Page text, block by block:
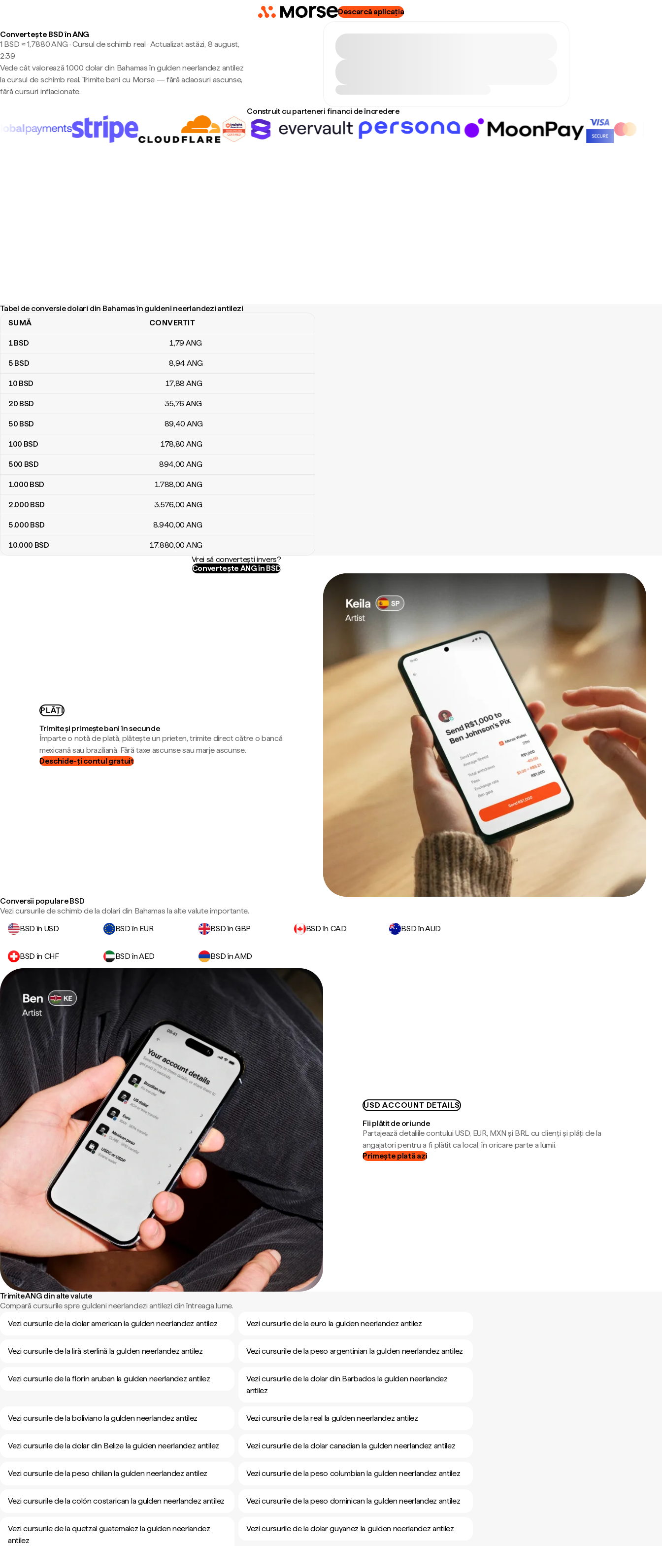
Descarcă aplicația
Convertește BSD în ANG
1 BSD ≈ 1,7880 ANG · Cursul de schimb real · Actualizat astăzi, 8 august,
2:39
Vede cât valorează 1.000 dolar din Bahamas în gulden neerlandez antilez
la cursul de schimb real. Trimite bani cu Morse — fără adaosuri ascunse,
fără cursuri inflacionate.
Construit cu parteneri financi de încredere
Tabel de conversie dolari din Bahamas în guldeni neerlandezi antilezi
Tabel de conversie dolari din Bahamas în guldeni neerlandezi antilezi
SUMĂ CONVERTIT
1BSD 1,79 ANG
5 BSD 8,94 ANG
10 BSD 17,88 ANG
20 BSD 35,76 ANG
50 BSD 89,40 ANG
100 BSD 178,80 ANG
500 BSD 894,00 ANG
1.000 BSD 1.788,00 ANG
2.000 BSD 3.576,00 ANG
5.000 BSD 8.940,00 ANG
10.000 BSD 17.880,00 ANG
Vrei să convertești invers?
Convertește ANG în BSD
PLĂȚI
Trimite și primește bani în secunde
Împarte o notă de plată, plătește un prieten, trimite direct către o bancă
mexicană sau braziliană. Fără taxe ascunse sau marje ascunse.
Deschide-ți contul gratuit
Conversii populare BSD
Vezi cursurile de schimb de la dolari din Bahamas la alte valute importante.
BSD în USD
BSD în EUR BSD în GBP BSD în CAD BSD în AUD
BSD în CHF BSD în AED BSD în AMD
USD ACCOUNT DETAILS
Fii plătit de oriunde
Partajează detaliile contului USD, EUR, MXN și BRL cu clienți și plăți de la
angajatori pentru a fi plătit ca local, în oricare parte a lumii.
Primește plată azi
Trimite ANG din alte valute
Compară cursurile spre guldeni neerlandezi antilezi din întreaga lume.
Vezi cursurile de la dolar american la gulden neerlandez antilez
Vezi cursurile de la euro la gulden neerlandez antilez
Vezi cursurile de la liră sterlină la gulden neerlandez antilez Vezi cursurile de la peso argentinian la gulden neerlandez antilez
Vezi cursurile de la florin aruban la gulden neerlandez antilez
Vezi cursurile de la dolar din Barbados la gulden neerlandez
antilez
Vezi cursurile de la boliviano la gulden neerlandez antilez Vezi cursurile de la real la gulden neerlandez antilez
Vezi cursurile de la dolar din Belize la gulden neerlandez antilez Vezi cursurile de la dolar canadian la gulden neerlandez antilez
Vezi cursurile de la peso chilian la gulden neerlandez antilez Vezi cursurile de la peso columbian la gulden neerlandez antilez
Vezi cursurile de la colón costarican la gulden neerlandez antilez Vezi cursurile de la peso dominican la gulden neerlandez antilez
Vezi cursurile de la quetzal guatemalez la gulden neerlandez
antilez
Vezi cursurile de la dolar guyanez la gulden neerlandez antilez